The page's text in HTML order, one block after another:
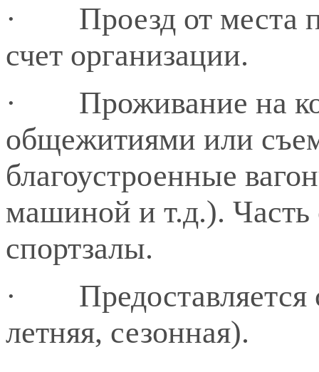
· Проезд от места
счет организации.
· Проживание на
общежитиями или
благоустроенные
машиной и т.д.). Часть
спортзалы.
·
летняя, сезонная).